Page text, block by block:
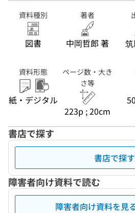
資料種別
図書
著者
中岡哲郎 著
資料形態
紙・デジタル
ページ数・大き
さ等
223p ; 20cm
書店で探す
書店で探す
障害者向け資料で読む
障害者向け資料を見